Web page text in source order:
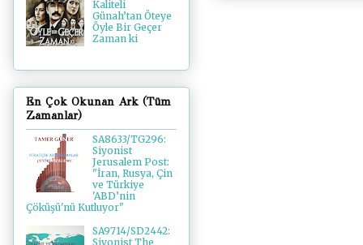
Kaliteli
Günah’tan Öteye
Öyle Bir Geçer
Zaman ki
En Çok Okunan Ark (Tüm
Zamanlar)
SA8633/TG296:
Siyonist
Jerusalem Post:
"İran, Rusya, Çin
ve Türkiye
'ABD’nin
Çöküşü'nü Kutluyor"
SA9714/SD2442:
Siyonist The